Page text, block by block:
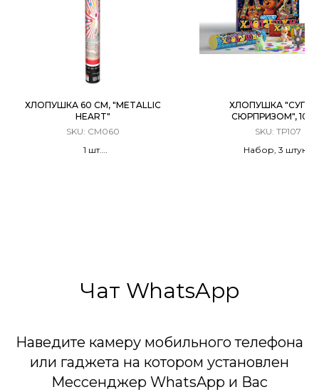
ХЛОПУШКА 60 СМ, "METALLIC
HEART"
SKU: CM060
1 шт.
ХЛОПУШКА "СУПЕР
СЮРПРИЗОМ", 10
SKU: ТР107
Набор, 3 штуки
Чат WhatsApp
Наведите камеру мобильного телефона
или гаджета на котором установлен
Мессенджер WhatsApp и Вас